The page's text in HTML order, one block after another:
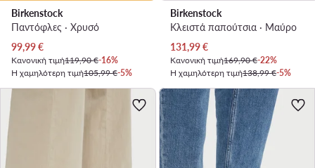
Birkenstock
Παντόφλες · Χρυσό
Τρέχουσα τιμή
99,99€
Κανονική τιμή119,90 €-16%
Η χαμηλότερη τιμή105,99 €-5%
Birkenstock
Κλειστά παπούτσια · Μαύρο
Τρέχουσα τιμή
131,99€
Κανονική τιμή169,90 €-22%
Η χαμηλότερη τιμή138,99 €-5%